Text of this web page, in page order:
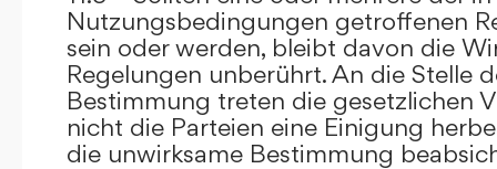
Nutzungsbedingungen getroffenen
sein oder werden, bleibt davon die
Regelungen unberührt. An die Stelle
Bestimmung treten die gesetzlichen
nicht die Parteien eine Einigung
die unwirksame Bestimmung